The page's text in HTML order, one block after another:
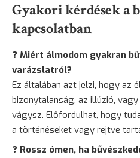
Gyakori kérdések a
kapcsolatban
❓ Miért álmodom gyakran
varázslatról?
Ez általában azt jelzi, hogy az
bizonytalanság, az illúzió,
vágysz. Előfordulhat, hogy
a történéseket vagy rejtve
❓ Rossz ómen, ha